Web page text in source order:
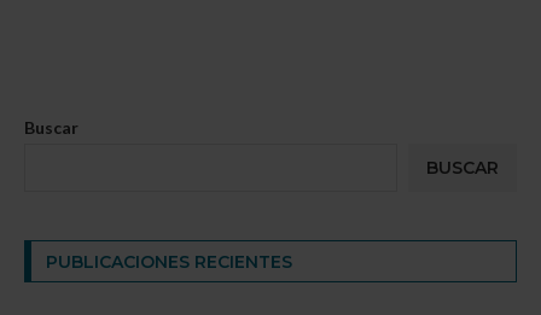
Buscar
BUSCAR
PUBLICACIONES RECIENTES